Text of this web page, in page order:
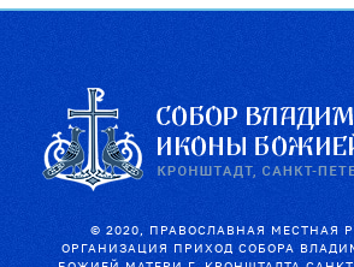
© 2020, ПРАВОСЛАВНАЯ МЕСТНАЯ
ОРГАНИЗАЦИЯ ПРИХОД СОБОРА